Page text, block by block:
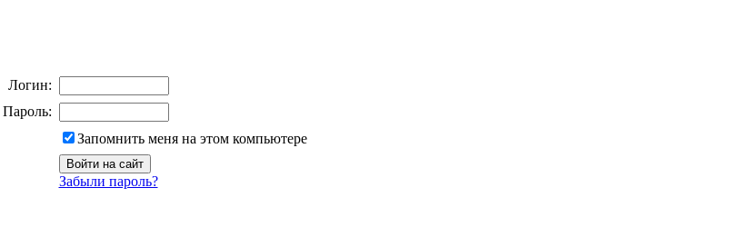
Логин:
Пароль:
Запомнить меня на этом компьютере
Забыли пароль?